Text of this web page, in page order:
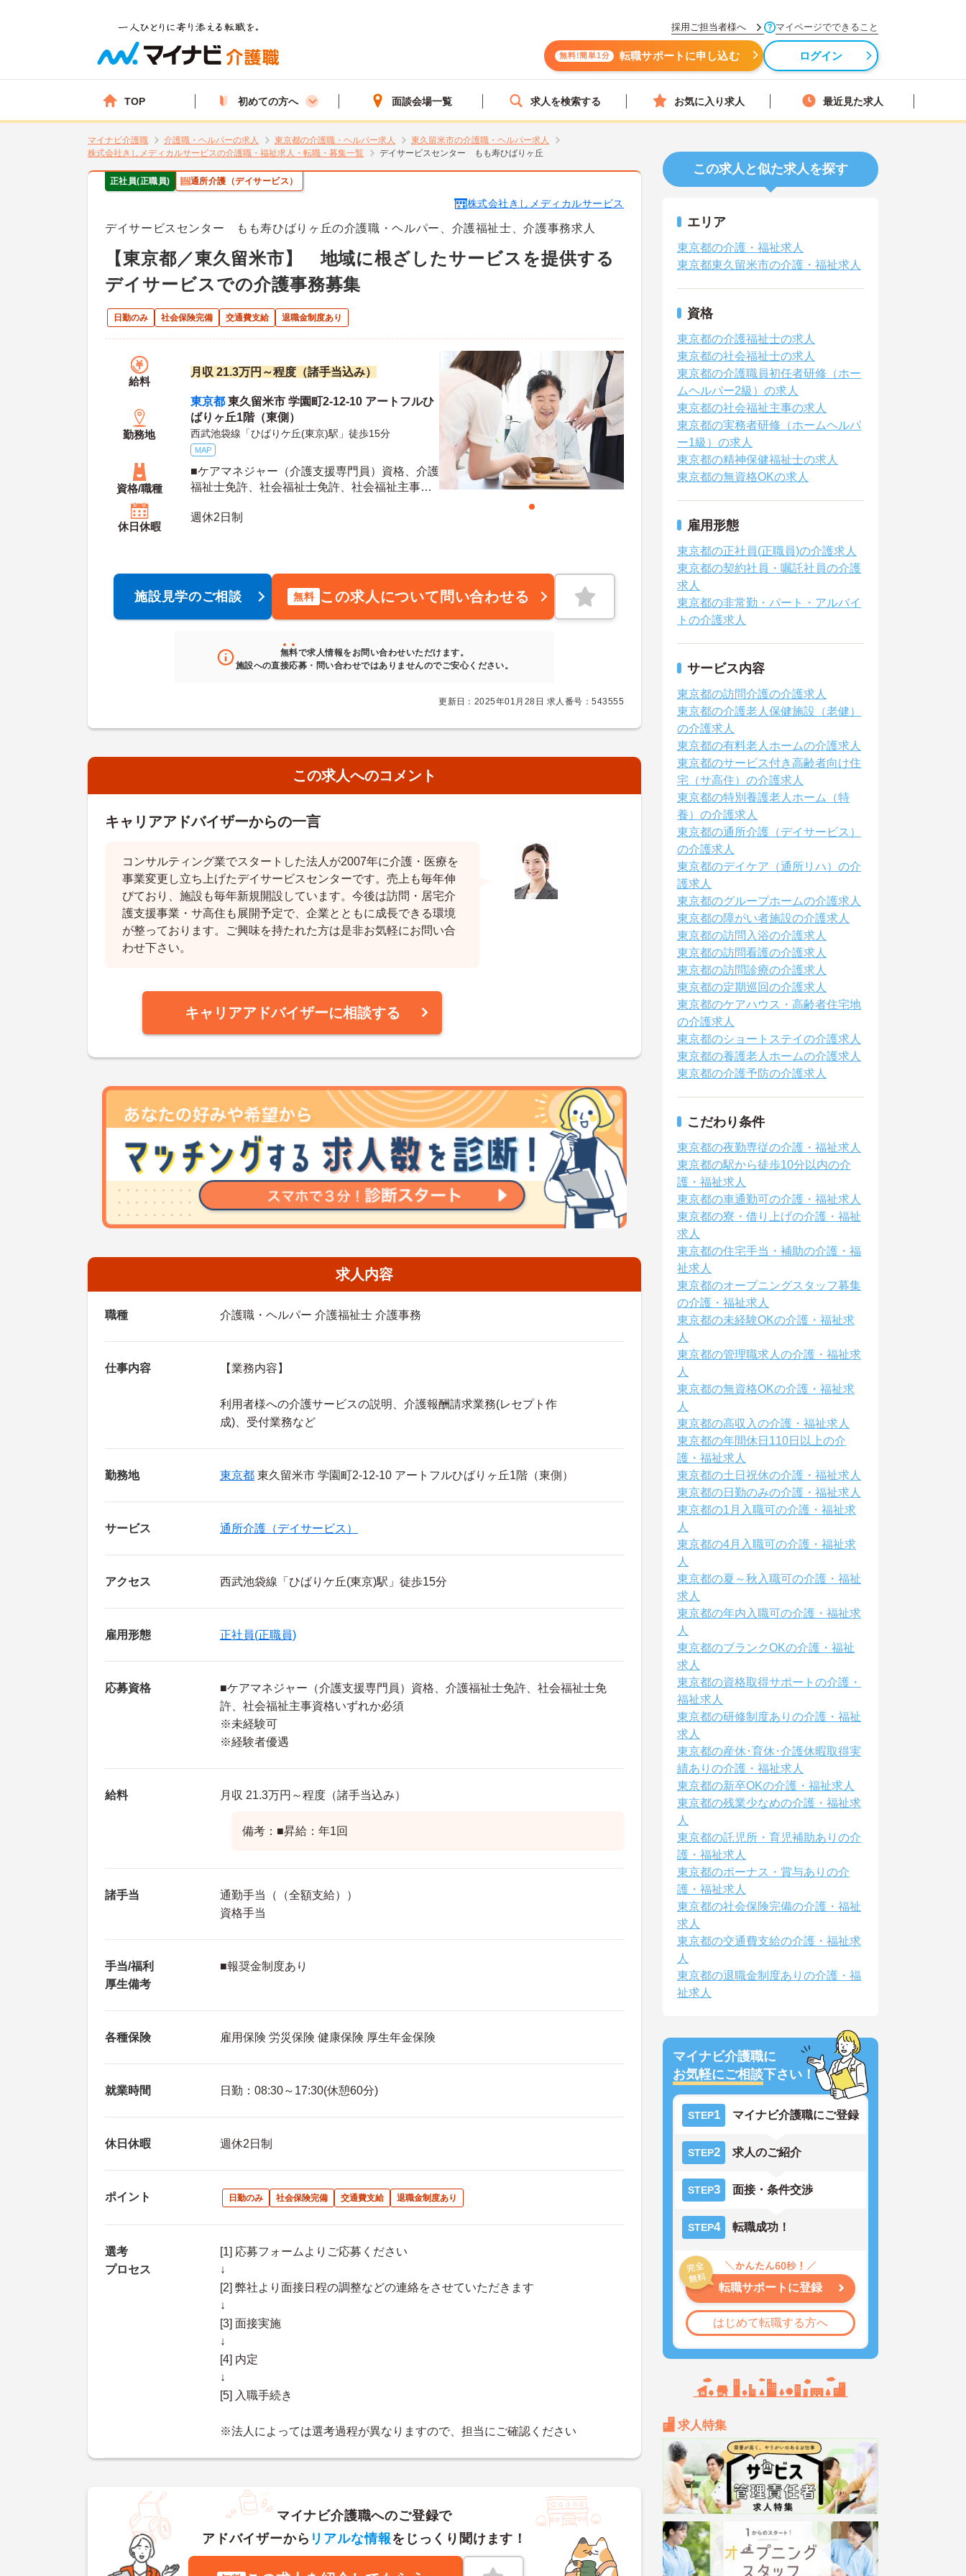
採用ご担当者様へ マイページでできること
無料!簡単1分 転職サポートに申し込む ログイン
TOP 初めての方へ 面談会場一覧 求人を検索する お気に入り求人 最近見た求人
マイナビ介護職 介護職・ヘルパーの求人 東京都の介護職・ヘルパー求人
東久留米市の介護職・ヘルパー求人
株式会社きしメディカルサービスの介護職・福祉求人・転職・募集一覧
デイサービスセンター もも寿ひばりヶ丘
正社員(正職員) 通所介護（デイサービス）
株式会社きしメディカルサービス
デイサービスセンター もも寿ひばりヶ丘の介護職・ヘルパー、介護福祉士、介護事務求人
【東京都／東久留米市】 地域に根ざしたサービスを提供する
デイサービスでの介護事務募集
日勤のみ 社会保険完備 交通費支給 退職金制度あり
給料
月収 21.3万円～程度（諸手当込み）
勤務地
東京都 東久留米市 学園町2-12-10 アートフルひ
ばりヶ丘1階（東側）
西武池袋線「ひばりケ丘(東京)駅」徒歩15分
MAP
資格/職種
■ケアマネジャー（介護支援専門員）資格、介護
福祉士免許、社会福祉士免許、社会福祉主事資
休日休暇
週休2日制
施設見学のご相談 無料 この求人について問い合わせる
無料で求人情報をお問い合わせいただけます。
施設への直接応募・問い合わせではありませんのでご安心ください。
更新日：2025年01月28日 求人番号：543555
この求人へのコメント
キャリアアドバイザーからの一言
コンサルティング業でスタートした法人が2007年に介護・医療を
事業変更し立ち上げたデイサービスセンターです。売上も毎年伸
びており、施設も毎年新規開設しています。今後は訪問・居宅介
護支援事業・サ高住も展開予定で、企業とともに成長できる環境
が整っております。ご興味を持たれた方は是非お気軽にお問い合
わせ下さい。
キャリアアドバイザーに相談する
求人内容
職種 介護職・ヘルパー 介護福祉士 介護事務
仕事内容 【業務内容】
利用者様への介護サービスの説明、介護報酬請求業務(レセプト作
成)、受付業務など
勤務地 東京都 東久留米市 学園町2-12-10 アートフルひばりヶ丘1階（東側）
サービス 通所介護（デイサービス）
アクセス 西武池袋線「ひばりケ丘(東京)駅」徒歩15分
雇用形態 正社員(正職員)
応募資格
■ケアマネジャー（介護支援専門員）資格、介護福祉士免許、社会福祉士免
許、社会福祉主事資格いずれか必須
※未経験可
※経験者優遇
給料 月収 21.3万円～程度（諸手当込み）
備考：■昇給：年1回
諸手当
通勤手当（（全額支給））
資格手当
手当/福利
厚生備考
■報奨金制度あり
各種保険 雇用保険 労災保険 健康保険 厚生年金保険
就業時間 日勤：08:30～17:30(休憩60分)
休日休暇 週休2日制
ポイント 日勤のみ 社会保険完備 交通費支給 退職金制度あり
選考
プロセス
[1] 応募フォームよりご応募ください
↓
[2] 弊社より面接日程の調整などの連絡をさせていただきます
↓
[3] 面接実施
↓
[4] 内定
↓
[5] 入職手続き
※法人によっては選考過程が異なりますので、担当にご確認ください
マイナビ介護職へのご登録で
アドバイザーから リアルな情報をじっくり聞けます！
この求人と似た求人を探す
エリア
東京都の介護・福祉求人
東京都東久留米市の介護・福祉求人
資格
東京都の介護福祉士の求人
東京都の社会福祉士の求人
東京都の介護職員初任者研修（ホー
ムヘルパー2級）の求人
東京都の社会福祉主事の求人
東京都の実務者研修（ホームヘルパ
ー1級）の求人
東京都の精神保健福祉士の求人
東京都の無資格OKの求人
雇用形態
東京都の正社員(正職員)の介護求人
東京都の契約社員・嘱託社員の介護
求人
東京都の非常勤・パート・アルバイ
トの介護求人
サービス内容
東京都の訪問介護の介護求人
東京都の介護老人保健施設（老健）
の介護求人
東京都の有料老人ホームの介護求人
東京都のサービス付き高齢者向け住
宅（サ高住）の介護求人
東京都の特別養護老人ホーム（特
養）の介護求人
東京都の通所介護（デイサービス）
の介護求人
東京都のデイケア（通所リハ）の介
護求人
東京都のグループホームの介護求人
東京都の障がい者施設の介護求人
東京都の訪問入浴の介護求人
東京都の訪問看護の介護求人
東京都の訪問診療の介護求人
東京都の定期巡回の介護求人
東京都のケアハウス・高齢者住宅地
の介護求人
東京都のショートステイの介護求人
東京都の養護老人ホームの介護求人
東京都の介護予防の介護求人
こだわり条件
東京都の夜勤専従の介護・福祉求人
東京都の駅から徒歩10分以内の介
護・福祉求人
東京都の車通勤可の介護・福祉求人
東京都の寮・借り上げの介護・福祉
求人
東京都の住宅手当・補助の介護・福
祉求人
東京都のオープニングスタッフ募集
の介護・福祉求人
東京都の未経験OKの介護・福祉求
人
東京都の管理職求人の介護・福祉求
人
東京都の無資格OKの介護・福祉求
人
東京都の高収入の介護・福祉求人
東京都の年間休日110日以上の介
護・福祉求人
東京都の土日祝休の介護・福祉求人
東京都の日勤のみの介護・福祉求人
東京都の1月入職可の介護・福祉求
人
東京都の4月入職可の介護・福祉求
人
東京都の夏～秋入職可の介護・福祉
求人
東京都の年内入職可の介護・福祉求
人
東京都のブランクOKの介護・福祉
求人
東京都の資格取得サポートの介護・
福祉求人
東京都の研修制度ありの介護・福祉
求人
東京都の産休･育休･介護休暇取得実
績ありの介護・福祉求人
東京都の新卒OKの介護・福祉求人
東京都の残業少なめの介護・福祉求
人
東京都の託児所・育児補助ありの介
護・福祉求人
東京都のボーナス・賞与ありの介
護・福祉求人
東京都の社会保険完備の介護・福祉
求人
東京都の交通費支給の介護・福祉求
人
東京都の退職金制度ありの介護・福
祉求人
マイナビ介護職に
お気軽にご相談下さい！
STEP1 マイナビ介護職にご登録
STEP2 求人のご紹介
STEP3 面接・条件交渉
STEP4 転職成功！
転職サポートに登録
はじめて転職する方へ
求人特集